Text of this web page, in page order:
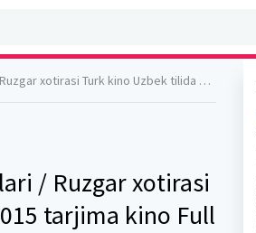
tilida O'zbekcha 2015 tarjima kino Full HD tas-ix skachat
/ Ruzgar xotirasi
tarjima kino Full